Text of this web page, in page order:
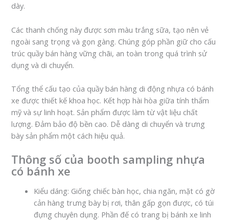
dày.
Các thanh chống này được sơn màu trắng sữa, tạo nên vẻ
ngoài sang trọng và gọn gàng. Chúng góp phần giữ cho cấu
trúc quầy bán hàng vững chãi, an toàn trong quá trình sử
dụng và di chuyển.
Tổng thể cấu tạo của quầy bán hàng di động nhựa có bánh
xe được thiết kế khoa học. Kết hợp hài hòa giữa tính thẩm
mỹ và sự linh hoạt. Sản phẩm được làm từ vật liệu chất
lượng. Đảm bảo độ bền cao. Dễ dàng di chuyển và trưng
bày sản phẩm một cách hiệu quả.
Thông số của booth sampling nhựa
có bánh xe
Kiểu dáng: Giống chiếc bàn học, chia ngăn, mặt có gờ
cản hàng trưng bày bị rơi, thân gấp gọn được, có túi
đựng chuyên dụng. Phần đế có trang bị bánh xe linh